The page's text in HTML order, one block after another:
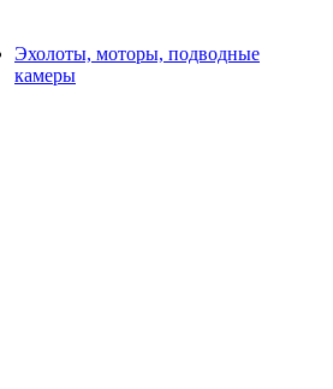
Эхолоты, моторы, подводные
камеры